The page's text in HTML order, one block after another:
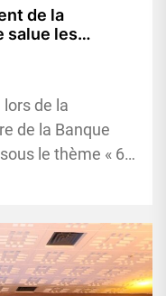
de la
salue les
cette Institution
de la
de la Banque
le thème « 60